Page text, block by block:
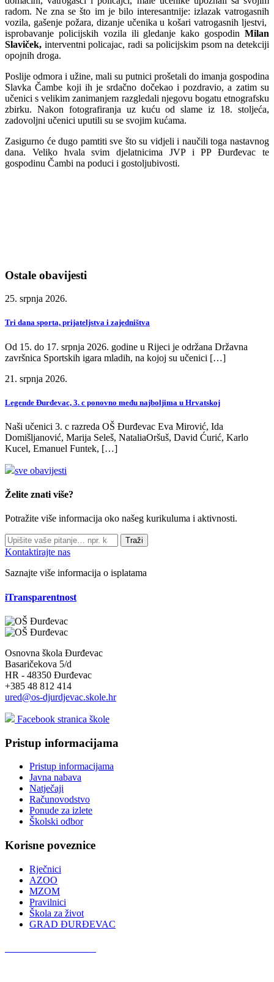
radom. Ne zna se što im je bilo interesantnije: izlazak vatrogasnih
vozila, gašenje požara, dizanje učenika u košari vatrogasnih ljestvi,
isprobavanje policijskih vozila ili gledanje kako gospodin Milan
Slaviček, interventni policajac, radi sa policijskim psom na detekciji
opojnih droga.
Poslije odmora i užine, mali su putnici prošetali do imanja gospodina
Slavka Čambe koji ih je srdačno dočekao i pozdravio, a zatim su
učenici s velikim zanimanjem razgledali njegovu bogatu etnografsku
zbirku. Nakon fotografiranja uz kuću od slame iz 18. stoljeća,
zadovoljni učenici uputili su se svojim kućama.
Zasigurno će dugo pamtiti sve što su vidjeli i naučili toga nastavnog
dana. Veliko hvala svim djelatnicima JVP i PP Đurđevac te
gospodinu Čambi na poduci i gostoljubivosti.
Ostale obavijesti
25. srpnja 2026.
Tri dana sporta, prijateljstva i zajedništva
Od 15. do 17. srpnja 2026. godine u Rijeci je održana Državna
završnica Sportskih igara mladih, na kojoj su učenici […]
21. srpnja 2026.
Legende Đurđevac, 3. c ponovno među najboljima u Hrvatskoj
Naši učenici 3. c razreda OŠ Đurđevac Eva Mirović, Ida
Domišljanović, Marija Seleš, NataliaOršuš, David Ćurić, Karlo
Kucel, Emanuel Funtek, […]
sve obavijesti
Želite znati više?
Potražite više informacija oko našeg kurikuluma i aktivnosti.
Traži
Kontaktirajte nas
Saznajte više informacija o isplatama
iTransparentnost
Osnovna škola Đurđevac
Basaričekova 5/d
HR - 48350 Đurđevac
+385 48 812 414
ured@os-djurdjevac.skole.hr
Facebook stranica škole
Pristup informacijama
Pristup informacijama
Javna nabava
Natječaji
Računovodstvo
Ponude za izlete
Školski odbor
Korisne poveznice
Rječnici
AZOO
MZOM
Pravilnici
Škola za život
GRAD ĐURĐEVAC